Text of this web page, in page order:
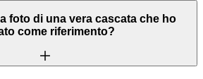
foto di una vera cascata che ho
come riferimento?